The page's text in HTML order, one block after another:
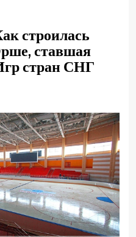
строилась
ставшая
стран СНГ